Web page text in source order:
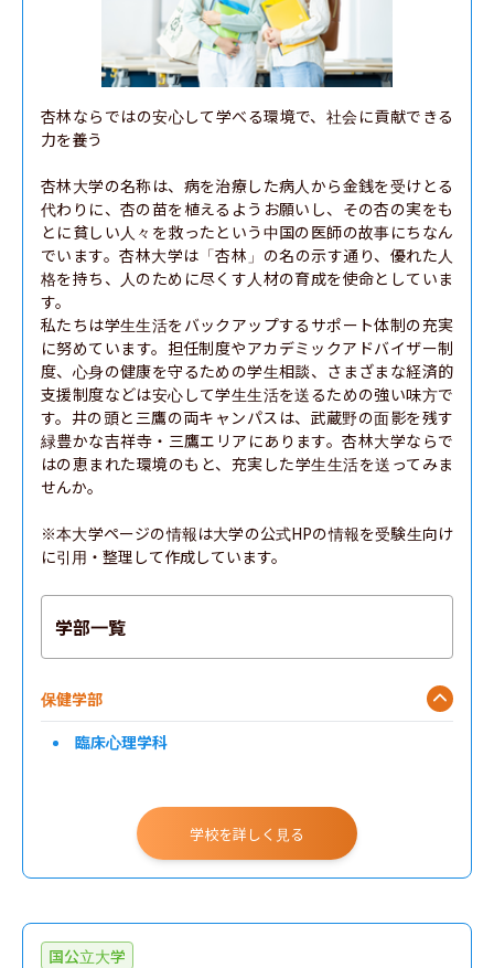
杏林ならではの安心して学べる環境で、社会に貢献できる
力を養う
杏林大学の名称は、病を治療した病人から金銭を受けとる
代わりに、杏の苗を植えるようお願いし、その杏の実をも
とに貧しい人々を救ったという中国の医師の故事にちなん
でいます。杏林大学は「杏林」の名の示す通り、優れた人
格を持ち、人のために尽くす人材の育成を使命としていま
す。
私たちは学生生活をバックアップするサポート体制の充実
に努めています。担任制度やアカデミックアドバイザー制
度、心身の健康を守るための学生相談、さまざまな経済的
支援制度などは安心して学生生活を送るための強い味方で
す。井の頭と三鷹の両キャンパスは、武蔵野の面影を残す
緑豊かな吉祥寺・三鷹エリアにあります。杏林大学ならで
はの恵まれた環境のもと、充実した学生生活を送ってみま
せんか。
※本大学ページの情報は大学の公式HPの情報を受験生向け
に引用・整理して作成しています。
学部一覧
保健学部
臨床心理学科
学校を詳しく見る
国公立大学